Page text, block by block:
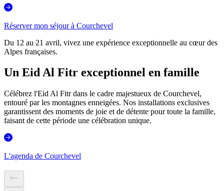
Réserver mon séjour à Courchevel
Du 12 au 21 avril, vivez une expérience exceptionnelle au cœur des
Alpes françaises.
Un Eid Al Fitr exceptionnel en famille
Célébrez l'Eid Al Fitr dans le cadre majestueux de Courchevel,
entouré par les montagnes enneigées. Nos installations exclusives
garantissent des moments de joie et de détente pour toute la famille,
faisant de cette période une célébration unique.
L'agenda de Courchevel